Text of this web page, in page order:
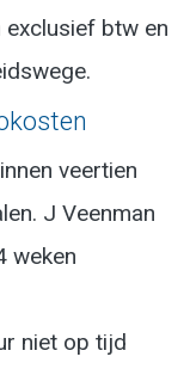
btw en
veertien
J Veenman
weken
niet op tijd